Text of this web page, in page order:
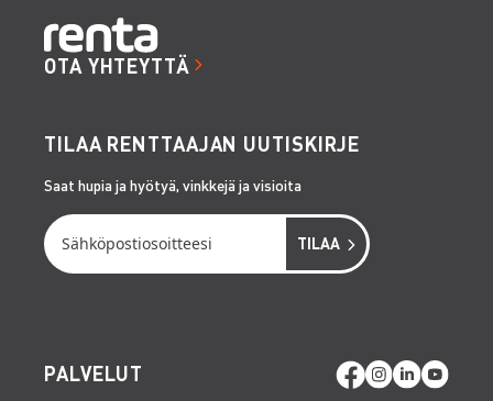
OTA YHTEYTTÄ
TILAA RENTTAAJAN UUTISKIRJE
Saat hupia ja hyötyä, vinkkejä ja visioita
PALVELUT